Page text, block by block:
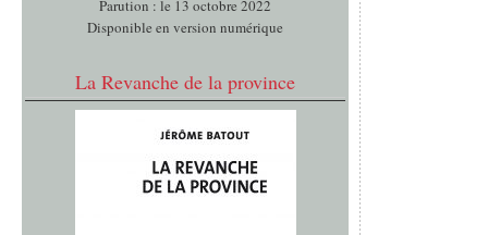
Parution : le 13 octobre 2022
Disponible en version numérique
La Revanche de la province